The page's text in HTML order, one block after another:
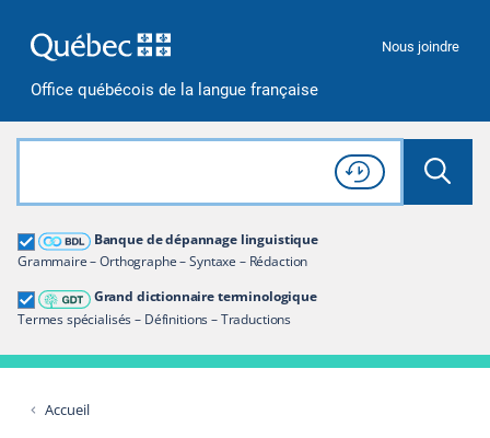
Office québécois de la langue française
Nous joindre
Rechercher dans tout le site
Lancer
Consulter l'
Historique
de recherche
Banque de dépannage linguistique
Grammaire – Orthographe – Syntaxe – Rédaction
Grand dictionnaire terminologique
Termes spécialisés – Définitions – Traductions
Grand dictionnaire terminologique
Restreindre aux termes
Accueil